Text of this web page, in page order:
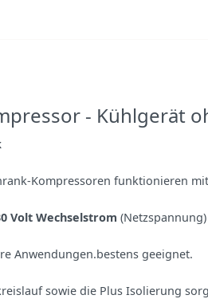
- Kühlgerät
Kompressoren funktionieren
Volt Wechselstrom
Anwendungen.bestens geeignet.
sowie die Plus Isolierung